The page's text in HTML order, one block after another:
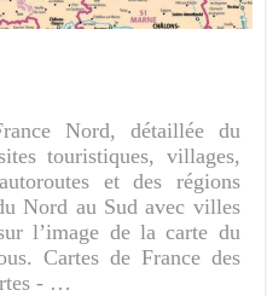
Nord, détaillée du
touristiques, villages,
et des régions
Nord au Sud avec villes
l’image de la carte du
Cartes de France des
- …